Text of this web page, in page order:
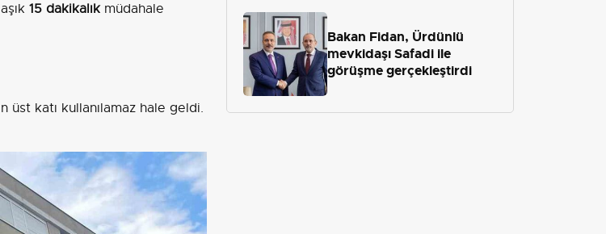
15 dakikalıkmüdahale
üst katı kullanılamaz hale geldi.
Bakan Fidan, Ürdünlü
mevkidaşı Safadi ile
görüşme gerçekleştirdi